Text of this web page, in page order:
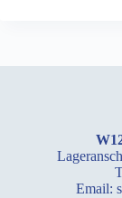
Email: